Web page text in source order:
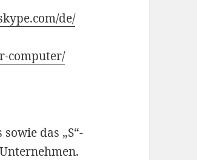
de/
computer/
das „S“-